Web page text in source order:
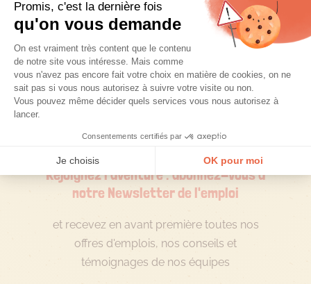
Rejoignez l'aventure : abonnez-vous à
notre Newsletter de l'emploi
et recevez en avant première toutes nos
offres d'emplois, nos conseils et
témoignages de nos équipes